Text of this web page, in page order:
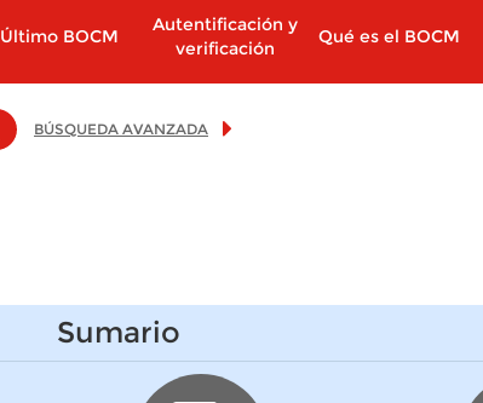
Último BOCM
Autentificación y
verificación
Qué es el BOCM
BÚSQUEDA AVANZADA
Sumario